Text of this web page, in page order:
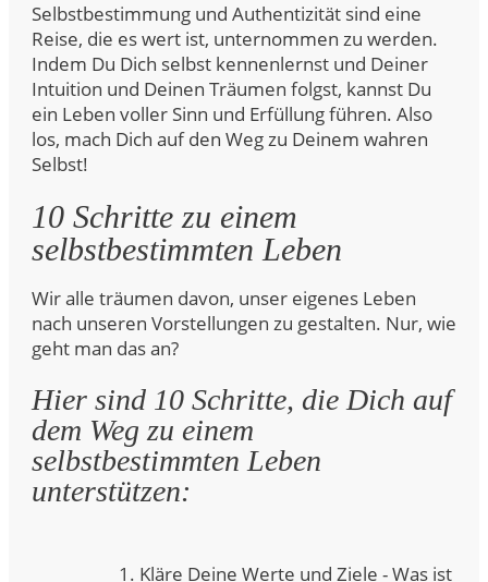
Selbstbestimmung und Authentizität sind eine
Reise, die es wert ist, unternommen zu werden.
Indem Du Dich selbst kennenlernst und Deiner
Intuition und Deinen Träumen folgst, kannst Du
ein Leben voller Sinn und Erfüllung führen. Also
los, mach Dich auf den Weg zu Deinem wahren
Selbst!
10 Schritte zu einem
selbstbestimmten Leben
Wir alle träumen davon, unser eigenes Leben
nach unseren Vorstellungen zu gestalten. Nur, wie
geht man das an?
Hier sind 10 Schritte, die Dich auf
dem Weg zu einem
selbstbestimmten Leben
unterstützen:
1. Kläre Deine Werte und Ziele - Was ist